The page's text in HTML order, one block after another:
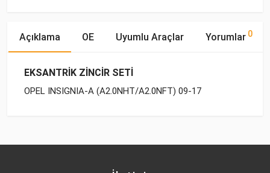
Açıklama OE Uyumlu Araçlar Yorumlar 0
EKSANTRİK ZİNCİR SETİ
OPEL INSIGNIA-A (A2.0NHT/A2.0NFT) 09-17